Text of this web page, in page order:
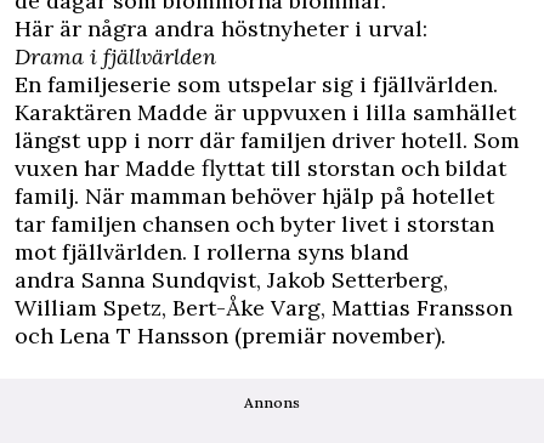
Här är några andra höstnyheter i urval:
Drama i fjällvärlden
En familjeserie som utspelar sig i fjällvärlden.
Karaktären Madde är uppvuxen i lilla samhället
längst upp i norr där familjen driver hotell. Som
vuxen har Madde flyttat till storstan och bildat
familj. När mamman behöver hjälp på hotellet
tar familjen chansen och byter livet i storstan
mot fjällvärlden. I rollerna syns bland
andra Sanna Sundqvist, Jakob Setterberg,
William Spetz, Bert-Åke Varg, Mattias Fransson
och Lena T Hansson (premiär november).
Annons